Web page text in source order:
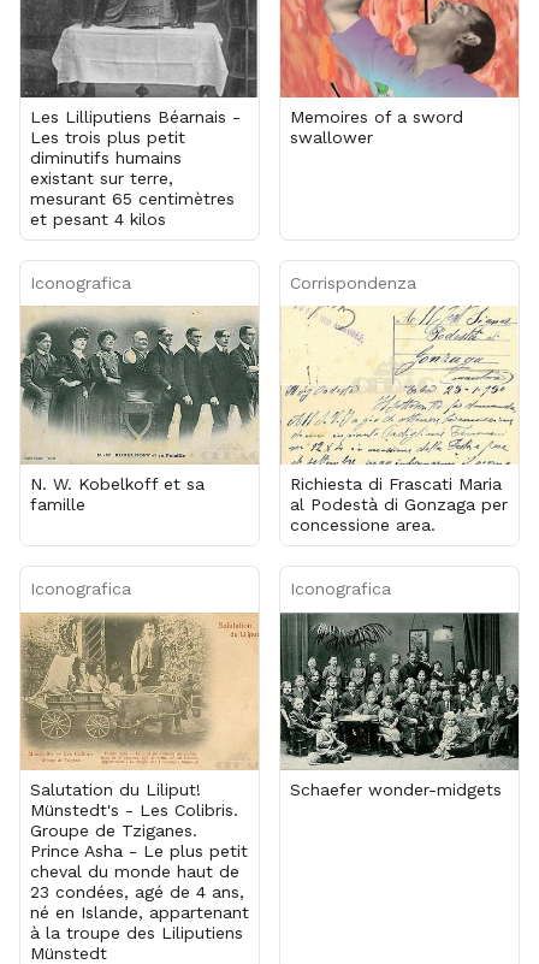
Les Lilliputiens Béarnais -
Les trois plus petit
diminutifs humains
existant sur terre,
mesurant 65 centimètres
et pesant 4 kilos
Memoires of a sword
swallower
Iconografica
N. W. Kobelkoff et sa
famille
Corrispondenza
Richiesta di Frascati Maria
al Podestà di Gonzaga per
concessione area.
Iconografica
Salutation du Liliput!
Münstedt's - Les Colibris.
Groupe de Tziganes.
Prince Asha - Le plus petit
cheval du monde haut de
23 condées, agé de 4 ans,
né en Islande, appartenant
à la troupe des Liliputiens
Münstedt
Iconografica
Schaefer wonder-midgets